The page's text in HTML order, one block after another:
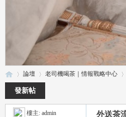
論壇 老司機喝茶｜情報戰略中心
發新帖
樓主: admin 外送茶